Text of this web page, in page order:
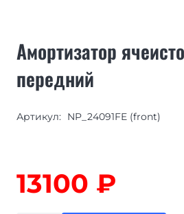
Амортизатор
передний
Артикул: NP_24091FE (front)
13100 ₽